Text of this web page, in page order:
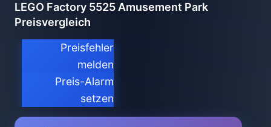
LEGO Factory 5525 Amusement Park
Preisvergleich
Preisfehler
melden
Preis-Alarm
setzen